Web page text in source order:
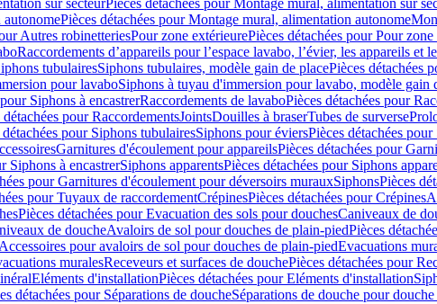
sur secteurPièces détachées pour Montage mural, alimentation sur
Pièces détachées pour Montage mural, alimentation autonome
Autres robinetteriesPour zone extérieurePièces détachées pour Pour
Raccordements d’appareils pour l’espace lavabo, l’évier, les appareils et
tubulairesSiphons tubulaires, modèle gain de placePièces détachées
pour lavaboSiphons à tuyau d'immersion pour lavabo, modèle gain
Siphons à encastrerRaccordements de lavaboPièces détachées pour
détachées pour RaccordementsJointsDouilles à braserTubes de surverse
détachées pour Siphons tubulairesSiphons pour éviersPièces détachées
Garnitures d'écoulement pour appareilsPièces détachées pour
Siphons à encastrerSiphons apparentsPièces détachées pour Siphons
pour Garnitures d'écoulement pour déversoirs murauxSiphonsPièces
pour Tuyaux de raccordementCrépinesPièces détachées pour Crépines
Pièces détachées pour Evacuation des sols pour douchesCaniveaux de
de doucheAvaloirs de sol pour douches de plain-piedPièces
pour avaloirs de sol pour douches de plain-piedEvacuations
muralesReceveurs et surfaces de douchePièces détachées pour
Eléments d'installationPièces détachées pour Eléments d'installation
détachées pour Séparations de doucheSéparations de douche pour